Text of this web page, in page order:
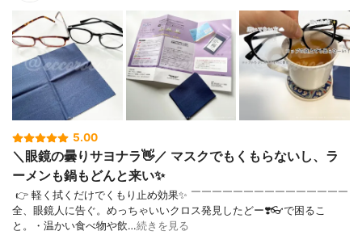
5.00
＼眼鏡の曇りサヨナラ👋／ マスクでもくもらないし、ラ
ーメンも鍋もどんと来い✨
⁡ 👉 軽く拭くだけでくもり止め効果✨ ￣￣￣￣￣￣￣￣￣￣￣￣￣￣￣
全、眼鏡人に告ぐ。めっちゃいいクロス発見したどー❣️⁡👓で困るこ
と。・温かい食べ物や飲…続きを見る